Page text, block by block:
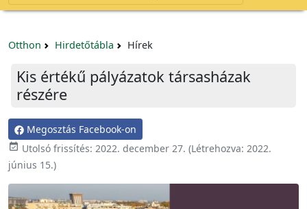
Otthon Hirdetőtábla Hírek
Kis értékű pályázatok társasházak
részére
Megosztás Facebook-on
 Utolsó frissítés: 2022. december 27. (Létrehozva: 2022.
június 15.)